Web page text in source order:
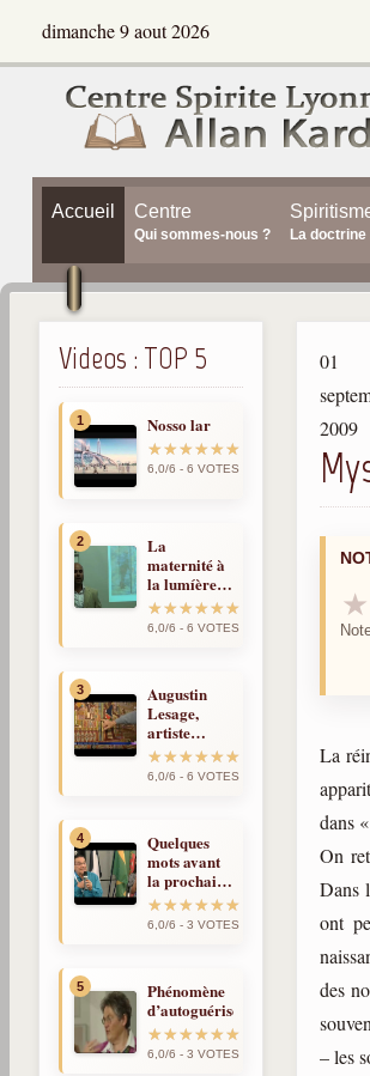
dimanche 9 aout 2026
Accueil Centre
Qui sommes-nous ? La
Videos : TOP 5
1 Nosso lar
6,0/6 - 6 VOTES
2
La
maternité à
la lumíère
de la
réincarnation
6,0/6 - 6 VOTES
3
Augustin
Lesage,
artiste
médium et
spirite
6,0/6 - 6 VOTES
4
Quelques
mots avant
la prochaine
fois
6,0/6 - 3 VOTES
5
Phénomène
d’autoguérison
6,0/6 - 3 VOTES
01
2009
★
La
dans
On
Dans
ont
des
– les